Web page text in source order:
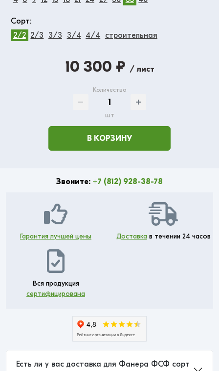
Сорт:
2/2 2/3 3/3 3/4 4/4 строительная
10 300 ₽ / лист
Количество
шт
В КОРЗИНУ
Звоните: +7 (812) 928-38-78
Гарантия лучшей цены Доставкав течении 24 часов
Вся продукция
сертифицирована
Есть ли у вас доставка для Фанера ФСФ сорт